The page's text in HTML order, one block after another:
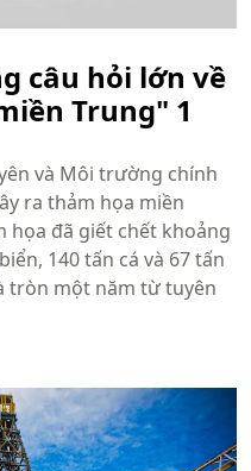
câu hỏi lớn về
Trung" 1
và Môi trường chính
ra thảm họa miền
họa đã giết chết khoảng
140 tấn cá và 67 tấn
tròn một năm từ tuyên